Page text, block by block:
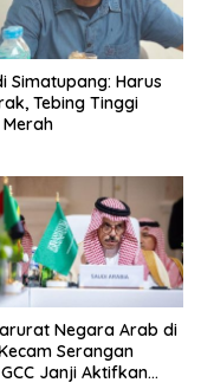
Simatupang: Harus
Tebing Tinggi
Negara Arab di
Serangan
Janji Aktifkan